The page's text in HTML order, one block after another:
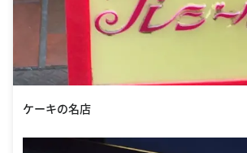
ケーキの名店